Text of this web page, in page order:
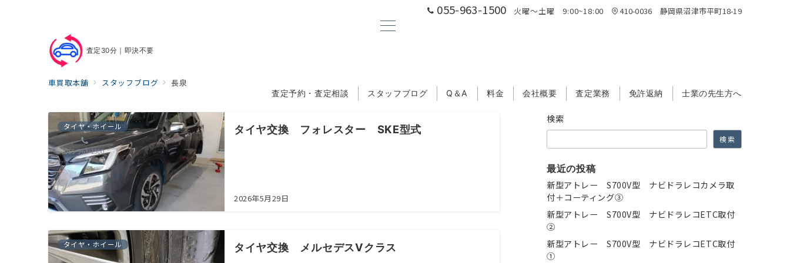
055-963-1500 火曜～土曜 9:00~18:00 410-0036 静岡県沼津市平町18-19
査定30分｜即決不要
査定予約・査定相談 スタッフブログ Q＆A 料金 会社概要 査定業務 免許返納 士業の先生方へ
055-963-1500
車買取本舗 スタッフブログ 長泉
タイヤ・ホイール タイヤ交換 フォレスター SKE型式
2026年5月29日
タイヤ・ホイール タイヤ交換 メルセデスVクラス
検索
検索
最近の投稿
新型アトレー S700V型 ナビドラレコカメラ取
付＋コーティング③
新型アトレー S700V型 ナビドラレコETC取付
②
新型アトレー S700V型 ナビドラレコETC取付
①